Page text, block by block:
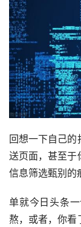
回想一下自己
送页面，甚至于
信息筛选甄别的
单就今日头条
熬，或者，你看